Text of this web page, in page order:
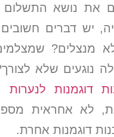
את נושא
יש דברים חשובים
מנצלים?
נוגעים שלא
דוגמנות לנערות
לא אחראית
דוגמנות אחרת.